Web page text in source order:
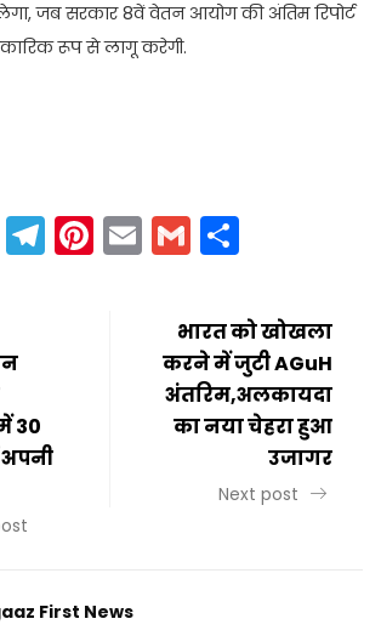
जब सरकार 8वें वेतन आयोग की अंतिम रिपोर्ट
रूप से लागू करेगी.
Twitter
Telegram
Pinterest
EmailGmail
30
भारत को खोखला
करने में जुटी AGuH
अंतरिम,अलकायदा
का नया चेहरा हुआ
उजागर
Next post
First News